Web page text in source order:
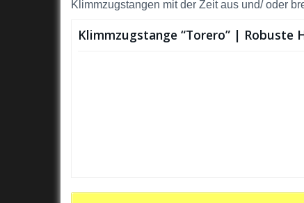
Klimmzugstangen mit der Zeit aus und/ oder
Klimmzugstange “Torero” | Robuste